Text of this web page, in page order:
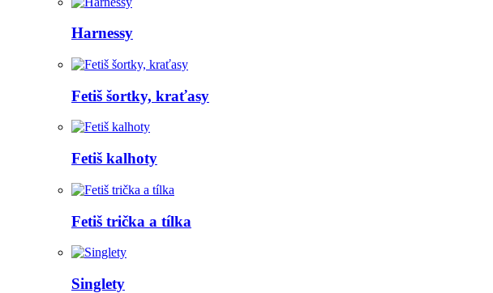
Harnessy
Fetiš šortky, kraťasy
Fetiš kalhoty
Fetiš trička a tílka
Singlety